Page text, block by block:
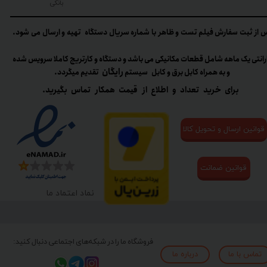
بانکی
فروشگاه ما را در شبکه‌های اجتماعی دنبال کنید:
نماد اعتماد ما
تماس با ما درباره ما
برای خرید تعداد و اطلاع از قیمت همکار تماس بگیرید.
از ثبت سفارش فیلم تست و ظاهر با شماره سریال دستگاه تهیه و ارسال می شود.
یک ماهه شامل قطعات مکانیکی می باشد و دستگاه و کارتریج کاملا سرویس شده
و به همراه کابل برق و کابل سیستم رایگان تقدیم میگردد.​​​​​​​
قوانین ارسال و تحویل کالا
قوانین ضمانت